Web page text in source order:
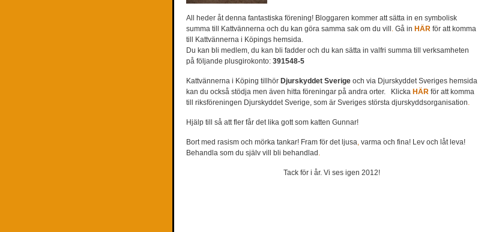
All heder åt denna fantastiska förening! Bloggaren kommer att sätta in en symbolisk
summa till Kattvännerna och du kan göra samma sak om du vill . Gå in HÄR för att komma
till Kattvännerna i Köpings hemsida.
Du kan bli medlem, du kan bli fadder och du kan sätta in valfri summa till verksamheten
på följande plusgirokonto: 391548-5
Kattvännerna i Köping tillhör Djurskyddet Sverige och via Djurskyddet Sveriges hemsida
kan du också stödja men även hitta föreningar på andra orter.
Klicka HÄR för att komma
till riksföreningen Djurskyddet Sverige, som är Sveriges största djurskyddsorganisation.
Hjälp till så att fler får det lika gott som katten Gunnar!
Bort med rasism och mörka tankar! Fram för det ljusa, varma och fina! Lev och låt leva!
Behandla som du själv vill bli behandlad .
Tack för i år. Vi ses igen 2012!